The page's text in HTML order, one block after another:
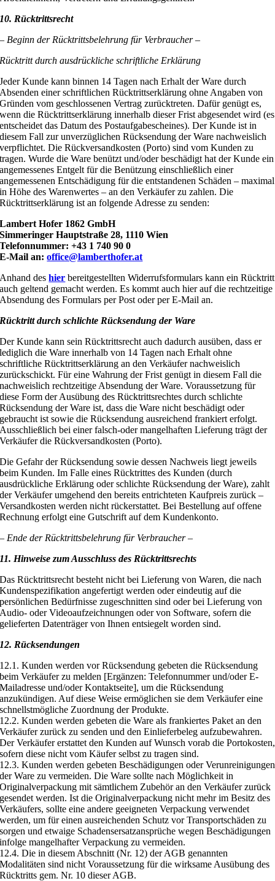
10. Rücktrittsrecht
– Beginn der Rücktrittsbelehrung für Verbraucher –
Rücktritt durch ausdrückliche schriftliche Erklärung
Jeder Kunde kann binnen 14 Tagen nach Erhalt der Ware durch
Absenden einer schriftlichen Rücktrittserklärung ohne Angaben von
Gründen vom geschlossenen Vertrag zurücktreten. Dafür genügt es,
wenn die Rücktrittserklärung innerhalb dieser Frist abgesendet wird (es
entscheidet das Datum des Postaufgabescheines). Der Kunde ist in
diesem Fall zur unverzüglichen Rücksendung der Ware nachweislich
verpflichtet. Die Rückversandkosten (Porto) sind vom Kunden zu
tragen. Wurde die Ware benützt und/oder beschädigt hat der Kunde ein
angemessenes Entgelt für die Benützung einschließlich einer
angemessenen Entschädigung für die entstandenen Schäden – maximal
in Höhe des Warenwertes – an den Verkäufer zu zahlen. Die
Rücktrittserklärung ist an folgende Adresse zu senden:
Lambert Hofer 1862 GmbH
Simmeringer Hauptstraße 28, 1110 Wien
Telefonnummer: +43 1 740 90 0
E-Mail an:office@lamberthofer.at
Anhand deshier bereitgestellten Widerrufsformulars kann ein Rücktritt
auch geltend gemacht werden. Es kommt auch hier auf die rechtzeitige
Absendung des Formulars per Post oder per E-Mail an.
Rücktritt durch schlichte Rücksendung der Ware
Der Kunde kann sein Rücktrittsrecht auch dadurch ausüben, dass er
lediglich die Ware innerhalb von 14 Tagen nach Erhalt ohne
schriftliche Rücktrittserklärung an den Verkäufer nachweislich
zurückschickt. Für eine Wahrung der Frist genügt in diesem Fall die
nachweislich rechtzeitige Absendung der Ware. Voraussetzung für
diese Form der Ausübung des Rücktrittsrechtes durch schlichte
Rücksendung der Ware ist, dass die Ware nicht beschädigt oder
gebraucht ist sowie die Rücksendung ausreichend frankiert erfolgt.
Ausschließlich bei einer falsch-oder mangelhaften Lieferung trägt der
Verkäufer die Rückversandkosten (Porto).
Die Gefahr der Rücksendung sowie dessen Nachweis liegt jeweils
beim Kunden. Im Falle eines Rücktrittes des Kunden (durch
ausdrückliche Erklärung oder schlichte Rücksendung der Ware), zahlt
der Verkäufer umgehend den bereits entrichteten Kaufpreis zurück –
Versandkosten werden nicht rückerstattet. Bei Bestellung auf offene
Rechnung erfolgt eine Gutschrift auf dem Kundenkonto.
– Ende der Rücktrittsbelehrung für Verbraucher –
11. Hinweise zum Ausschluss des Rücktrittsrechts
Das Rücktrittsrecht besteht nicht bei Lieferung von Waren, die nach
Kundenspezifikation angefertigt werden oder eindeutig auf die
persönlichen Bedürfnisse zugeschnitten sind oder bei Lieferung von
Audio- oder Videoaufzeichnungen oder von Software, sofern die
gelieferten Datenträger von Ihnen entsiegelt worden sind.
12. Rücksendungen
12.1. Kunden werden vor Rücksendung gebeten die Rücksendung
beim Verkäufer zu melden [Ergänzen: Telefonnummer und/oder E-
Mailadresse und/oder Kontaktseite], um die Rücksendung
anzukündigen. Auf diese Weise ermöglichen sie dem Verkäufer eine
schnellstmögliche Zuordnung der Produkte.
12.2. Kunden werden gebeten die Ware als frankiertes Paket an den
Verkäufer zurück zu senden und den Einlieferbeleg aufzubewahren.
Der Verkäufer erstattet den Kunden auf Wunsch vorab die Portokosten,
sofern diese nicht vom Käufer selbst zu tragen sind.
12.3. Kunden werden gebeten Beschädigungen oder Verunreinigungen
der Ware zu vermeiden. Die Ware sollte nach Möglichkeit in
Originalverpackung mit sämtlichem Zubehör an den Verkäufer zurück
gesendet werden. Ist die Originalverpackung nicht mehr im Besitz des
Verkäufers, sollte eine andere geeigneten Verpackung verwendet
werden, um für einen ausreichenden Schutz vor Transportschäden zu
sorgen und etwaige Schadensersatzansprüche wegen Beschädigungen
infolge mangelhafter Verpackung zu vermeiden.
12.4. Die in diesem Abschnitt (Nr. 12) der AGB genannten
Modalitäten sind nicht Voraussetzung für die wirksame Ausübung des
Rücktritts gem. Nr. 10 dieser AGB.